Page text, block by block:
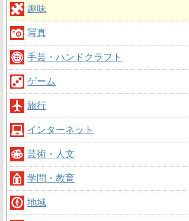
趣味
写真
手芸・ハンドクラフト
ゲーム
旅行
インターネット
芸術・人文
学問・教育
地域